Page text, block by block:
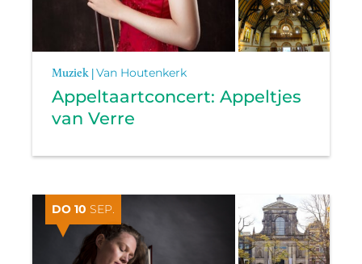
Muziek |Van Houtenkerk
Appeltaartconcert: Appeltjes
van Verre
DO 10 SEP.